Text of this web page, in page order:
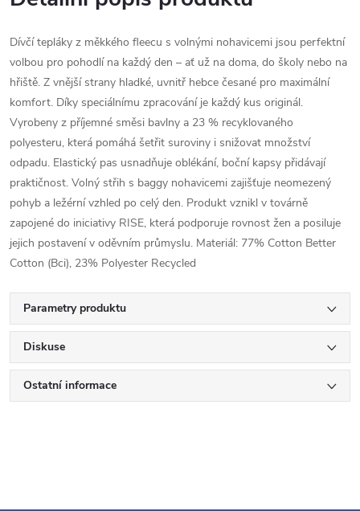
Dívčí tepláky z měkkého fleecu s volnými nohavicemi jsou perfektní
volbou pro pohodlí na každý den – ať už na doma, do školy nebo na
hřiště. Z vnější strany hladké, uvnitř hebce česané pro maximální
komfort. Díky speciálnímu zpracování je každý kus originál.
Vyrobeny z příjemné směsi bavlny a 23 % recyklovaného
polyesteru, která pomáhá šetřit suroviny i snižovat množství
odpadu. Elastický pas usnadňuje oblékání, boční kapsy přidávají
praktičnost. Volný střih s baggy nohavicemi zajišťuje neomezený
pohyb a ležérní vzhled po celý den. Produkt vznikl v továrně
zapojené do iniciativy RISE, která podporuje rovnost žen a posiluje
jejich postavení v oděvním průmyslu. Materiál: 77% Cotton Better
Cotton (Bci), 23% Polyester Recycled
Parametry produktu
Diskuse
Ostatní informace